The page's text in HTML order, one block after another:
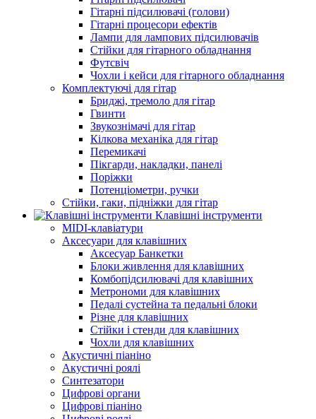
Гітарні підсилювачі (голови)
Гітарні процесори ефектів
Лампи для лампових підсилювачів
Стійки для гітарного обладнання
Футсвіч
Чохли і кейси для гітарного обладнання
Комплектуючі для гітар
Бриджі, тремоло для гітар
Гвинти
Звукознімачі для гітар
Кілкова механіка для гітар
Перемикачі
Пікгарди, накладки, панелі
Поріжки
Потенціометри, ручки
Стійки, гаки, підніжки для гітар
Клавішні інструменти
MIDI-клавіатури
Аксесуари для клавішних
Аксесуар Банкетки
Блоки живлення для клавішних
Комбопідсилювачі для клавішних
Метрономи для клавішних
Педалі сустейна та педальні блоки
Різне для клавішних
Стійки і стенди для клавішних
Чохли для клавішних
Акустичні піаніно
Акустичні роялі
Синтезатори
Цифрові органи
Цифрові піаніно